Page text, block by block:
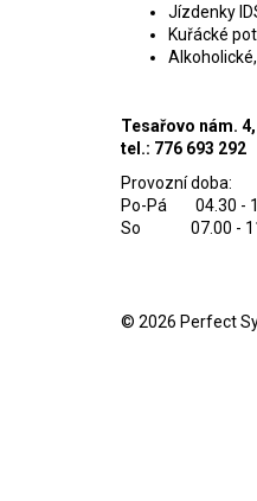
Jízdenky
Kuřácké
Tesařovo nám.
tel.: 776 693 292
Provozní doba:
Po-Pá 04.30 -
So 07.00 -
© 2026 Perfect